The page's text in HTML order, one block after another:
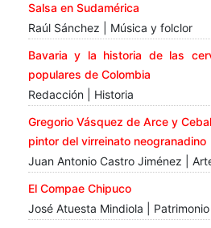
Salsa en Sudamérica
Raúl Sánchez | Música y folclor
Bavaria y la historia de las
populares de Colombia
Redacción | Historia
Gregorio Vásquez de Arce y
pintor del virreinato neogranadino
Juan Antonio Castro Jiménez |
El Compae Chipuco
José Atuesta Mindiola | Patrimonio